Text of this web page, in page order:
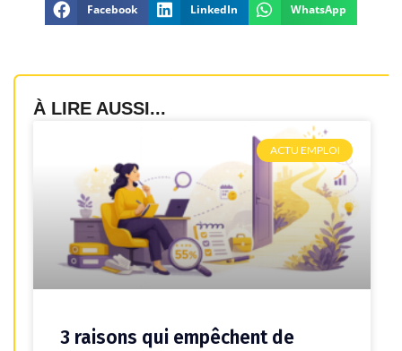
Facebook LinkedIn WhatsApp
À LIRE AUSSI...
ACTU EMPLOI
3 raisons qui empêchent de